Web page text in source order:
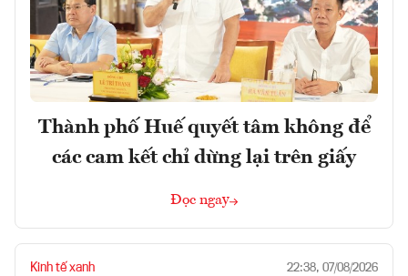
Thành phố Huế quyết tâm không để
các cam kết chỉ dừng lại trên giấy
Đọc ngay
Kinh tế xanh 22:38, 07/08/2026